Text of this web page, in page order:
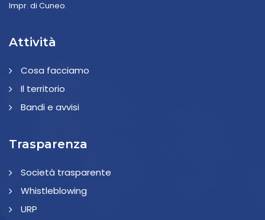
Impr. di Cuneo.
Attività
Cosa facciamo
Il territorio
Bandi e avvisi
Trasparenza
Società trasparente
Whistleblowing
URP